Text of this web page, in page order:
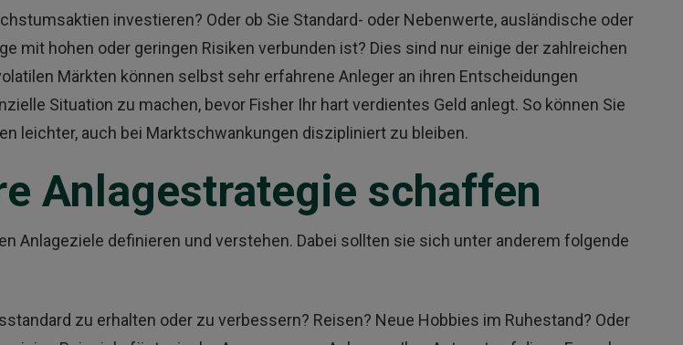
investieren? Oder ob Sie Standard- oder Nebenwerte, ausländische oder
mit hohen oder geringen Risiken verbunden ist? Dies sind nur einige der zahlreichen
Märkten können selbst sehr erfahrene Anleger an ihren Entscheidungen
Situation zu machen, bevor Fisher Ihr hart verdientes Geld anlegt. So können Sie
leichter, auch bei Marktschwankungen diszipliniert zu bleiben.
Anlagestrategie schaffen
Anlageziele definieren und verstehen. Dabei sollten sie sich unter anderem folgende
zu erhalten oder zu verbessern? Reisen? Neue Hobbies im Ruhestand? Oder